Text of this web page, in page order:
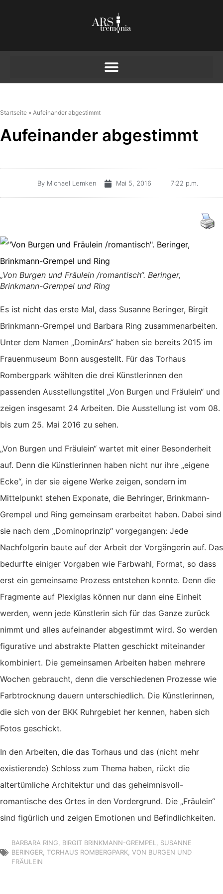
Startseite » Aufeinander abgestimmt
Aufeinander abgestimmt
ByMichael Lemken Mai 5, 2016 7:22 p.m.
„Von Burgen und Fräulein /romantisch“. Beringer,
Brinkmann-Grempel und Ring
Es ist nicht das erste Mal, dass Susanne Beringer, Birgit
Brinkmann-Grempel und Barbara Ring zusammenarbeiten.
Unter dem Namen „DominArs“ haben sie bereits 2015 im
Frauenmuseum Bonn ausgestellt. Für das Torhaus
Rombergpark wählten die drei Künstlerinnen den
passenden Ausstellungstitel „Von Burgen und Fräulein“ und
zeigen insgesamt 24 Arbeiten. Die Ausstellung ist vom 08.
bis zum 25. Mai 2016 zu sehen.
„Von Burgen und Fräulein“ wartet mit einer Besonderheit
auf. Denn die Künstlerinnen haben nicht nur ihre „eigene
Ecke“, in der sie eigene Werke zeigen, sondern im
Mittelpunkt stehen Exponate, die Behringer, Brinkmann-
Grempel und Ring gemeinsam erarbeitet haben. Dabei sind
sie nach dem „Dominoprinzip“ vorgegangen: Jede
Nachfolgerin baute auf der Arbeit der Vorgängerin auf. Das
bedurfte einiger Vorgaben wie Farbwahl, Format, so dass
erst ein gemeinsame Prozess entstehen konnte. Denn die
Fragmente auf Plexiglas können nur dann eine Einheit
werden, wenn jede Künstlerin sich für das Ganze zurück
nimmt und alles aufeinander abgestimmt wird. So werden
figurative und abstrakte Platten geschickt miteinander
kombiniert. Die gemeinsamen Arbeiten haben mehrere
Wochen gebraucht, denn die verschiedenen Prozesse wie
Farbtrocknung dauern unterschiedlich. Die Künstlerinnen,
die sich von der BKK Ruhrgebiet her kennen, haben sich
Fotos geschickt.
In den Arbeiten, die das Torhaus und das (nicht mehr
existierende) Schloss zum Thema haben, rückt die
altertümliche Architektur und das geheimnisvoll-
romantische des Ortes in den Vordergrund. Die „Fräulein“
sind figürlich und zeigen Emotionen und Befindlichkeiten.
BARBARA RING, BIRGIT BRINKMANN-GREMPEL, SUSANNE
BERINGER, TORHAUS ROMBERGPARK, VON BURGEN UND
FRÄULEIN